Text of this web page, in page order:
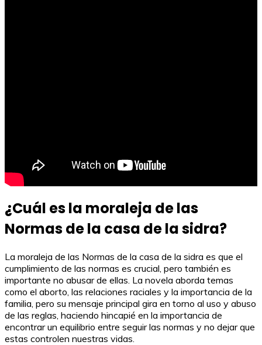
¿Cuál es la moraleja de las
Normas de la casa de la sidra?
La moraleja de las Normas de la casa de la sidra es que el
cumplimiento de las normas es crucial, pero también es
importante no abusar de ellas. La novela aborda temas
como el aborto, las relaciones raciales y la importancia de la
familia, pero su mensaje principal gira en torno al uso y abuso
de las reglas, haciendo hincapié en la importancia de
encontrar un equilibrio entre seguir las normas y no dejar que
estas controlen nuestras vidas.